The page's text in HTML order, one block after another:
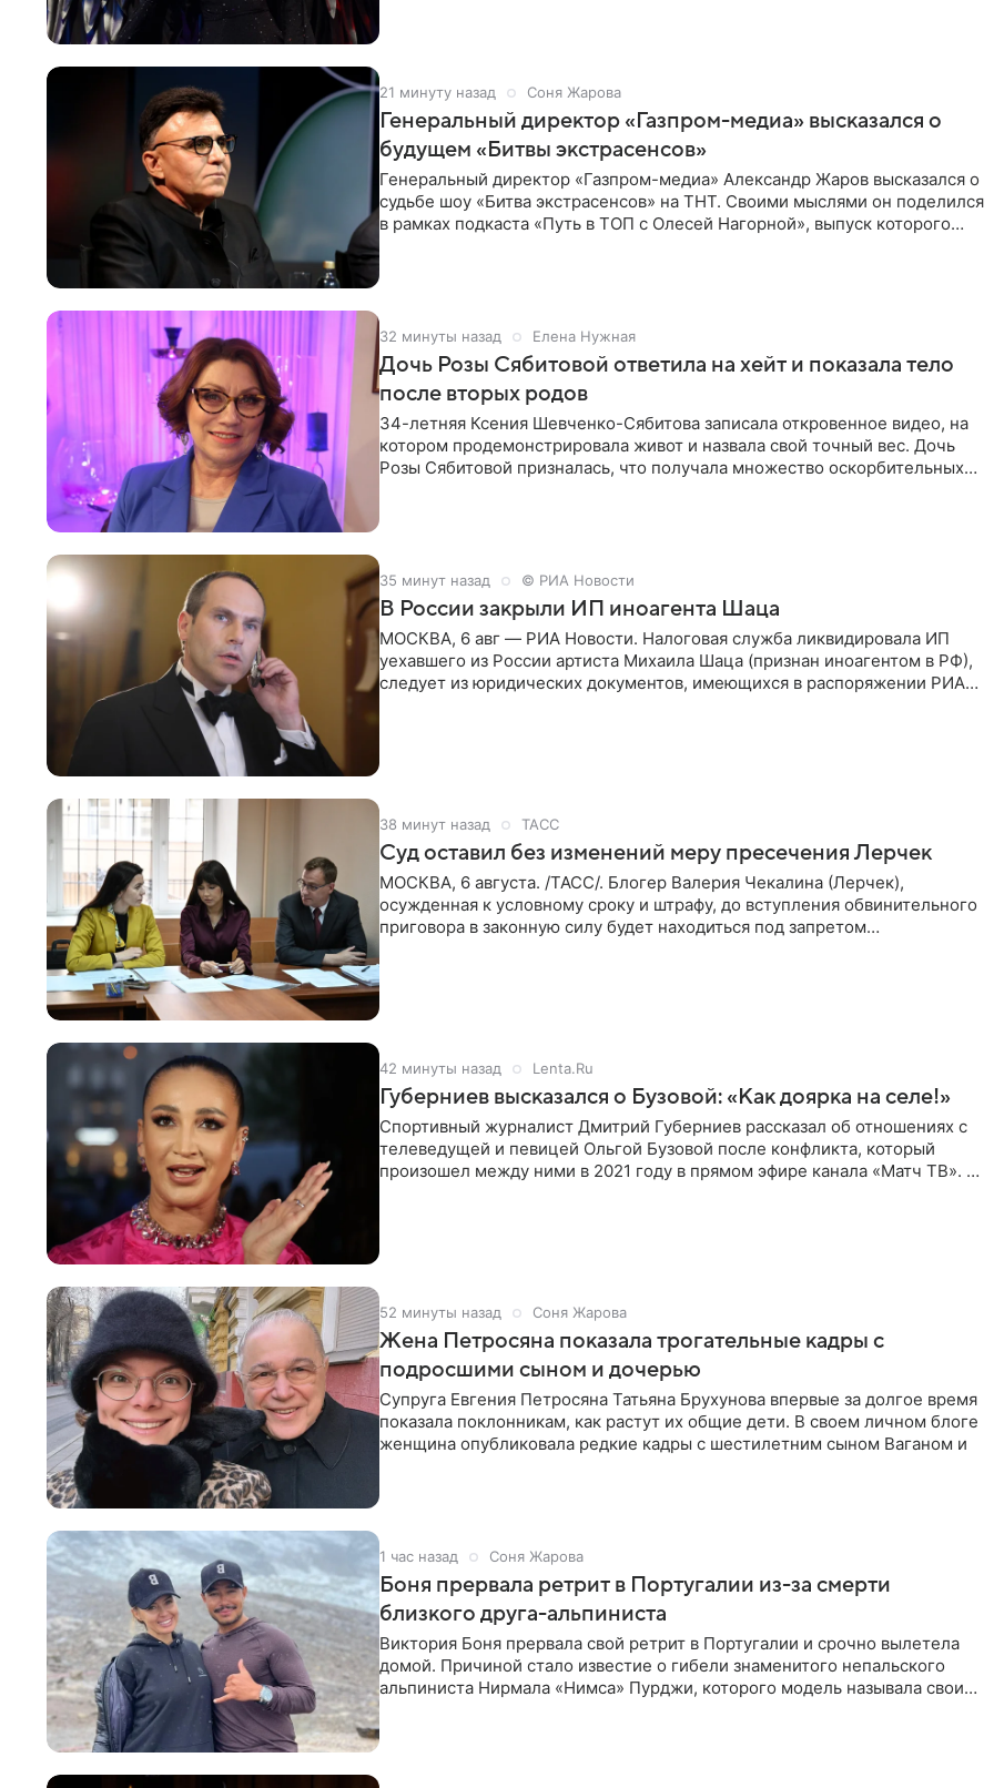
21 минуту назад Соня Жарова
Генеральный директор «Газпром-медиа» высказался о
будущем «Битвы экстрасенсов»
Генеральный директор «Газпром-медиа» Александр Жаров высказался о
судьбе шоу «Битва экстрасенсов» на ТНТ. Своими мыслями он поделился
в рамках подкаста «Путь в ТОП с Олесей Нагорной», выпуск которого
32 минуты назад Елена Нужная
Дочь Розы Сябитовой ответила на хейт и показала тело
после вторых родов
34-летняя Ксения Шевченко-Сябитова записала откровенное видео, на
котором продемонстрировала живот и назвала свой точный вес. Дочь
Розы Сябитовой призналась, что получала множество оскорбительных
35 минут назад © РИА Новости
В России закрыли ИП иноагента Шаца
МОСКВА, 6 авг — РИА Новости. Налоговая служба ликвидировала ИП
уехавшего из России артиста Михаила Шаца (признан иноагентом в РФ),
следует из юридических документов, имеющихся в распоряжении РИА
38 минут назад ТАСС
Суд оставил без изменений меру пресечения Лерчек
МОСКВА, 6 августа. /ТАСС/. Блогер Валерия Чекалина (Лерчек),
осужденная к условному сроку и штрафу, до вступления обвинительного
приговора в законную силу будет находиться под запретом
42 минуты назад Lenta.Ru
Губерниев высказался о Бузовой: «Как доярка на селе!»
Спортивный журналист Дмитрий Губерниев рассказал об отношениях с
телеведущей и певицей Ольгой Бузовой после конфликта, который
произошел между ними в 2021 году в прямом эфире канала «Матч ТВ». В
52 минуты назад Соня Жарова
Жена Петросяна показала трогательные кадры с
подросшими сыном и дочерью
Супруга Евгения Петросяна Татьяна Брухунова впервые за долгое время
показала поклонникам, как растут их общие дети. В своем личном блоге
женщина опубликовала редкие кадры с шестилетним сыном Ваганом и
1 час назад Соня Жарова
Боня прервала ретрит в Португалии из-за смерти
близкого друга-альпиниста
Виктория Боня прервала свой ретрит в Португалии и срочно вылетела
домой. Причиной стало известие о гибели знаменитого непальского
альпиниста Нирмала «Нимса» Пурджи, которого модель называла своим